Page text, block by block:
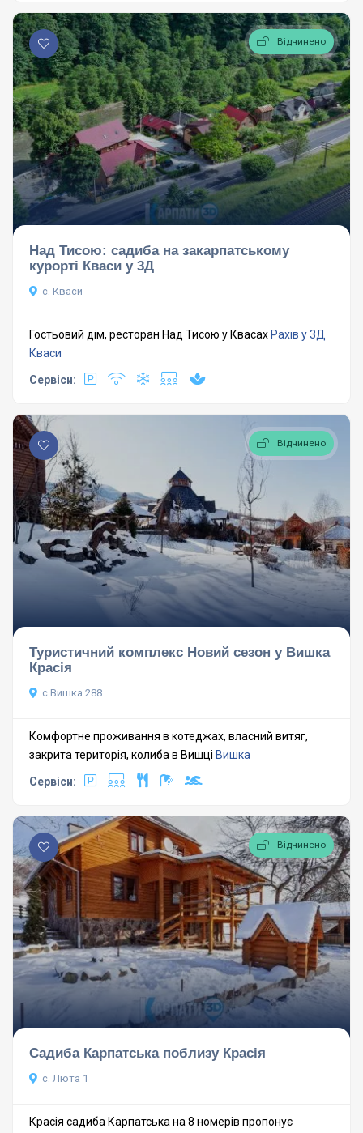
Відчинено
Над Тисою: садиба на закарпатському
курорті Кваси у 3Д
с. Кваси
Гостьовий дім, ресторан Над Тисою у Квасах Рахів у 3Д
Кваси
Сервіси:
Відчинено
Туристичний комплекс Новий сезон у Вишка
Красія
с Вишка 288
Комфортне проживання в котеджах, власний витяг,
закрита територія, колиба в Вишці Вишка
Сервіси:
Відчинено
Садиба Карпатська поблизу Красія
с. Люта 1
Красія садиба Карпатська на 8 номерів пропонує